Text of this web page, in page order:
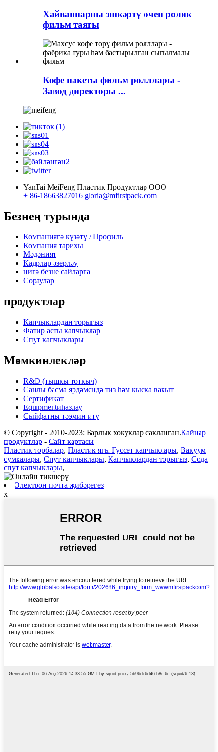
Хайваннарны эшкәртү өчен ролик
фильм таягы
Кофе пакеты фильм ролллары -
Завод директоры ...
YanTai MeiFeng Пластик Продуктлар ООО
+ 86-18663827016 gloria@mfirstpack.com
Безнең турында
Компаниягә күзәтү / Профиль
Компания тарихы
Мәдәният
Кадрлар әзерләү
нигә безне сайларга
Сораулар
продуктлар
Капчыклардан торыгыз
Фатир асты капчыклар
Спут капчыклары
Мөмкинлекләр
R&D (тышкы тоткыч)
Санлы басма ярдәмендә тиз һәм кыска вакыт
Сертификат
Equipmentиһазлау
Сыйфатны тәэмин итү
© Copyright - 2010-2023: Барлык хокуклар сакланган.Кайнар
продуктлар - Сайт картасы
Пластик торбалар, Пластик ягы Гуссет капчыклары, Вакуум
сумкалары, Спут капчыклары, Капчыклардан торыгыз, Сода
спут капчыклары,
Электрон почта җибәрегез
x